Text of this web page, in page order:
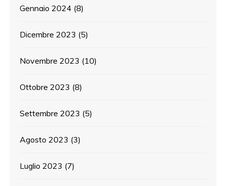
Gennaio 2024 (8)
Dicembre 2023 (5)
Novembre 2023 (10)
Ottobre 2023 (8)
Settembre 2023 (5)
Agosto 2023 (3)
Luglio 2023 (7)